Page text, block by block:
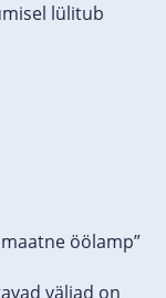
lülitub
öölamp”
väljad on